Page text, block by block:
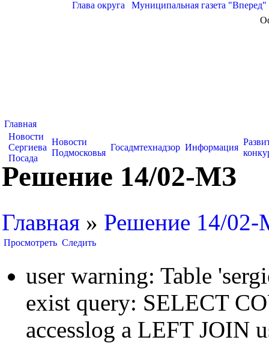
Глава округа Муниципальная газета "Вперед"
Главная
Новости
Сергиева
Посада
Новости
Подмосковья
Госадмтехнадзор Информация
Решение 14/02-МЗ
Главная » Решение 14/
Просмотреть Следить
user warning: Table
exist query: SELECT
accesslog a LEFT JOIN